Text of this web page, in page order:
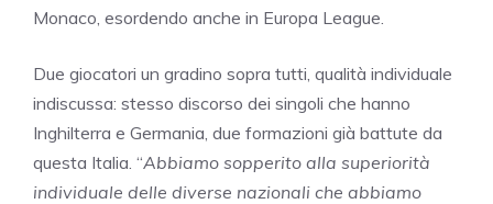
Monaco, esordendo anche in Europa League.
Due giocatori un gradino sopra tutti, qualità individuale
indiscussa: stesso discorso dei singoli che hanno
Inghilterra e Germania, due formazioni già battute da
questa Italia. “Abbiamo sopperito alla superiorità
individuale delle diverse nazionali che abbiamo